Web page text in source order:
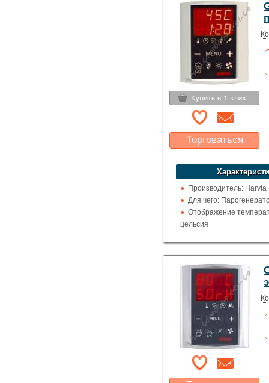
Торговаться
Какая цена Вас
устроит?
Указать цену
Производитель:
Для чего:
Отображение
цельсия